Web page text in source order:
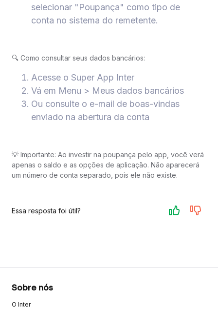
selecionar "Poupança" como tipo de
conta no sistema do remetente.
🔍 Como consultar seus dados bancários:
Acesse o Super App Inter
Vá em Menu > Meus dados bancários
Ou consulte o e-mail de boas-vindas
enviado na abertura da conta
💡 Importante: Ao investir na poupança pelo app, você verá
apenas o saldo e as opções de aplicação. Não aparecerá
um número de conta separado, pois ele não existe.
Essa resposta foi útil?
Sobre nós
O Inter